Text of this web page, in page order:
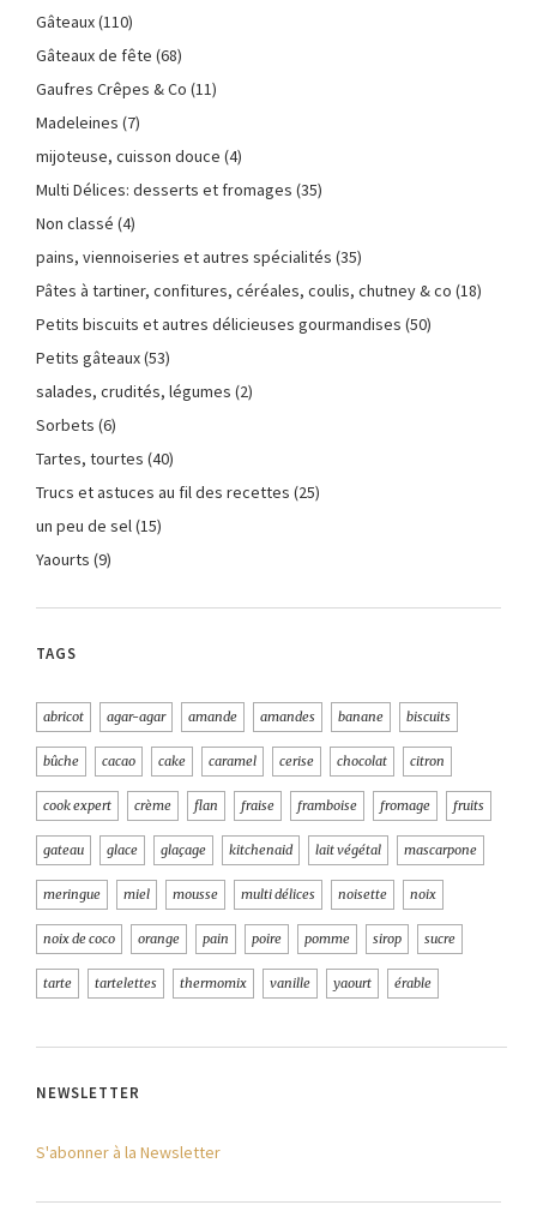
Gâteaux(110)
Gâteaux de fête (68)
Gaufres Crêpes & Co (11)
Madeleines (7)
mijoteuse, cuisson douce (4)
Multi Délices: desserts et fromages (35)
Non classé (4)
pains, viennoiseries et autres spécialités (35)
Pâtes à tartiner, confitures, céréales, coulis, chutney & co (18)
Petits biscuits et autres délicieuses gourmandises (50)
Petits gâteaux(53)
salades, crudités, légumes (2)
Sorbets (6)
Tartes, tourtes (40)
Trucs et astuces au fil des recettes (25)
un peu de sel(15)
Yaourts (9)
TAGS
abricot agar-agar amande amandes banane biscuits
bûche cacao cake caramel cerise chocolat citron
cook expert crème flan fraise framboise fromage fruits
gateau glace glaçage kitchenaid lait végétal mascarpone
meringue miel mousse multi délices noisette noix
noix de coco orange pain poire pomme sirop sucre
tarte tartelettes thermomix vanille yaourt érable
NEWSLETTER
S'abonner à la Newsletter